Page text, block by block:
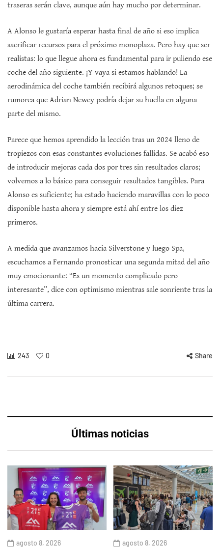
traseras serán clave, aunque aún hay mucho por determinar.
A Alonso le gustaría esperar hasta final de año si eso implica
sacrificar recursos para el próximo monoplaza. Pero hay que ser
realistas: lo que llegue ahora es fundamental para ir puliendo ese
coche del año siguiente. ¡Y vaya si estamos hablando! La
aerodinámica del coche también recibirá algunos retoques; se
rumorea que Adrian Newey podría dejar su huella en alguna
parte del mismo.
Parece que hemos aprendido la lección tras un 2024 lleno de
tropiezos con esas constantes evoluciones fallidas. Se acabó eso
de introducir mejoras cada dos por tres sin resultados claros;
volvemos a lo básico para conseguir resultados tangibles. Para
Alonso es suficiente; ha estado haciendo maravillas con lo poco
disponible hasta ahora y siempre está ahí entre los diez
primeros.
A medida que avanzamos hacia Silverstone y luego Spa,
escuchamos a Fernando pronosticar una segunda mitad del año
muy emocionante: “Es un momento complicado pero
interesante”, dice con optimismo mientras sale sonriente tras la
última carrera.
243 0 Share
Últimas noticias
agosto 8, 2026 agosto 8, 2026